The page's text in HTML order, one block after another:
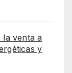
la venta a
y